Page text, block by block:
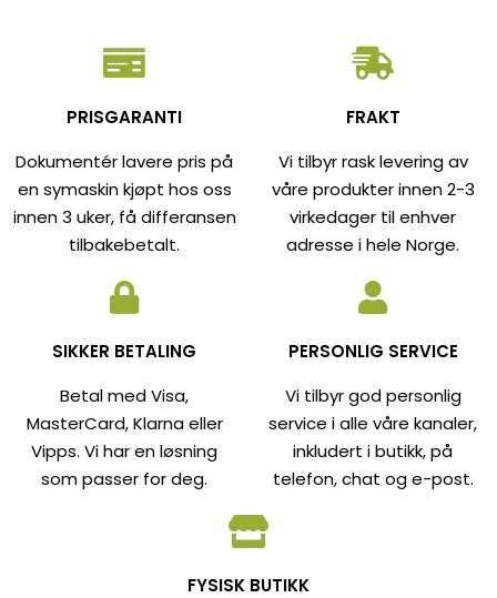
PRISGARANTI
Dokumentér lavere pris på
en symaskin kjøpt hos oss
innen 3 uker, få differansen
tilbakebetalt.
FRAKT
Vi tilbyr rask levering av
våre produkter innen 2-3
virkedager til enhver
adresse i hele Norge.
SIKKER BETALING
Betal med Visa,
MasterCard, Klarna eller
Vipps. Vi har en løsning
som passer for deg.
PERSONLIG SERVICE
Vi tilbyr god personlig
service i alle våre kanaler,
inkludert i butikk, på
telefon, chat og e-post.
FYSISK BUTIKK